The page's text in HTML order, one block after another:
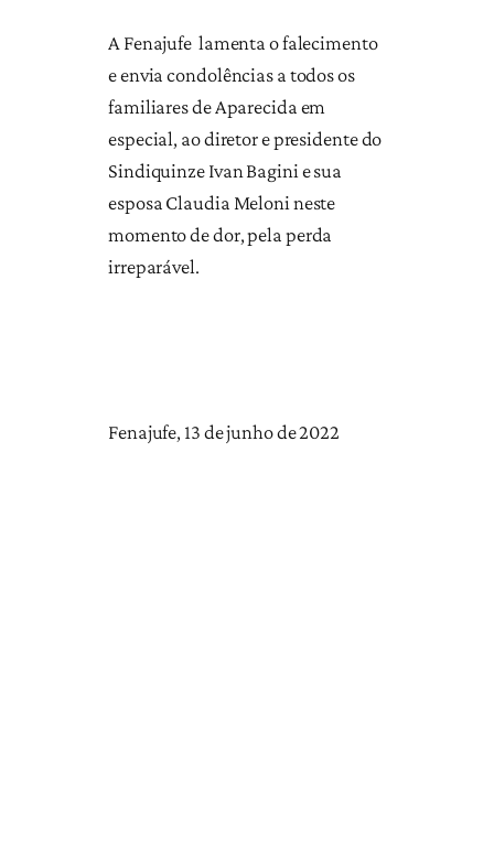
A Fenajufe lamenta o falecimento
e envia condolências a todos os
familiares de Aparecida em
especial, ao diretor e presidente do
Sindiquinze Ivan Bagini e sua
esposa Claudia Meloni neste
momento de dor, pela perda
irreparável.
Fenajufe, 13 de junho de 2022